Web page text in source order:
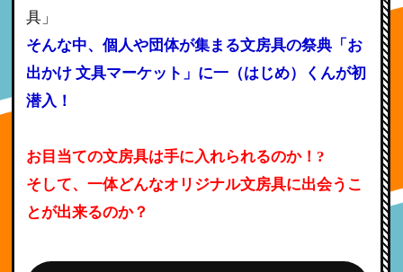
具」
そんな中、個人や団体が集まる文房具の祭典「お
出かけ 文具マーケット」に一（はじめ）くんが初
潜入！
お目当ての文房具は手に入れられるのか！?
そして、一体どんなオリジナル文房具に出会うこ
とが出来るのか？